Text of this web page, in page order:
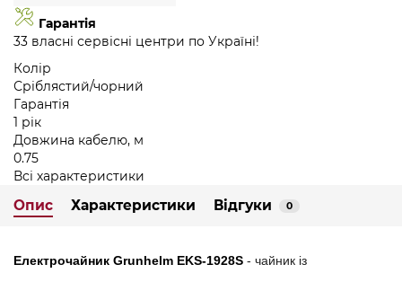
Гарантія
33 власні сервісні центри по Україні!
Колір
Сріблястий/чорний
Гарантія
1 рік
Довжина кабелю, м
0.75
Всі характеристики
Опис Характеристики Відгуки 0
Електрочайник Grunhelm EKS-1928S - чайник із